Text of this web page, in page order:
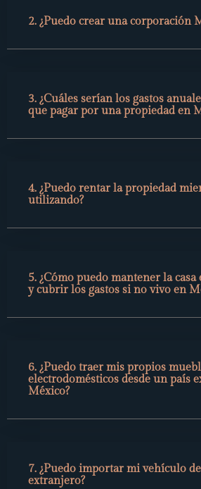
2. ¿Puedo crear una corporación
3. ¿Cuáles serían los gastos
que pagar por una propiedad en
4. ¿Puedo rentar la propiedad
utilizando?
5. ¿Cómo puedo mantener la casa
y cubrir los gastos si no vivo en
6. ¿Puedo traer mis propios
electrodomésticos desde un país
México?
7. ¿Puedo importar mi vehículo
extranjero?